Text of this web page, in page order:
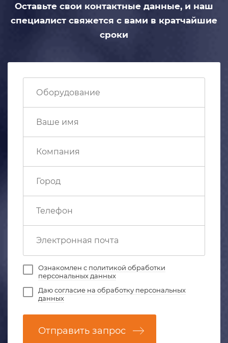
Оставьте свои контактные данные, и наш
специалист свяжется с вами в кратчайшие
сроки
Ознакомлен с политикой обработки
персональных данных
Даюсогласие на обработку персональных
данных
Отправить запрос